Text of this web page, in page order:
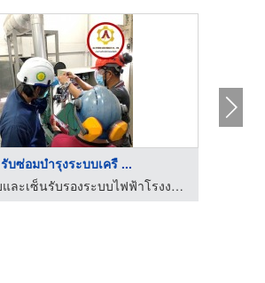
รับซ่อมบำรุงระบบเครื ...
ผู้ตรวจสอบและเซ็นรับรองระบบไฟฟ้าโรงงาน (ระดับวุฒิวิศวกร)